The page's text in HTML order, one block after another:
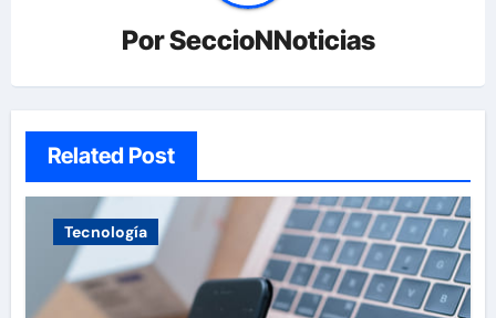
PorSeccioNNoticias
Related Post
Tecnología